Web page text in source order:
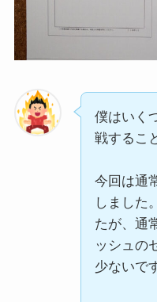
僕はいく
戦するこ
今回は通
しました
たが、通
ッシュの
少ないで